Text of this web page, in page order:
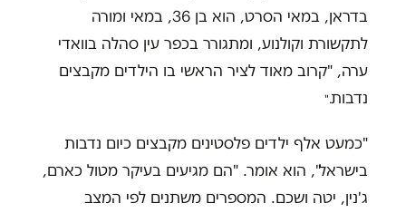
בדראן, במאי הסרט, הוא בן 36, במאי ומורה
לתקשורת וקולנוע, ומתגורר בכפר עין סהלה בוואדי
ערה, "קרוב מאוד לציר הראשי בו הילדים מקבצים
נדבות".
"כמעט אלף ילדים פלסטינים מקבצים כיום נדבות
בישראל", הוא אומר. "הם מגיעים בעיקר מטול כארם,
ג'נין, יטה ושכם. המספרים משתנים לפי המצב